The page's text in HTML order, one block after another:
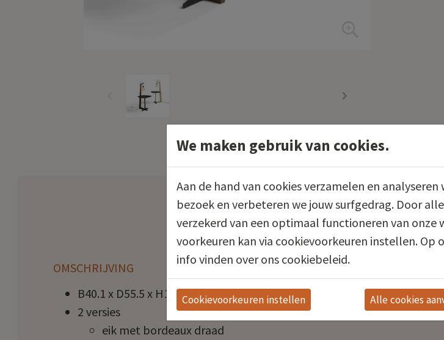
Product
OMSCHRIJVING
B40.1 x D55.5 x H110.4 CM
2 versies
eik met bordeaux draad
We maken gebruik van cookies.
Aan de hand van cookies verzamelen en
bezoek en verbeteren we jouw surfgedrag. Door
verzekerd van een optimaal functioneren van onze
voorkeuren kan via cookievoorkeuren instellen. Op
info vinden over ons cookiebeleid.
Cookievoorkeuren instellen